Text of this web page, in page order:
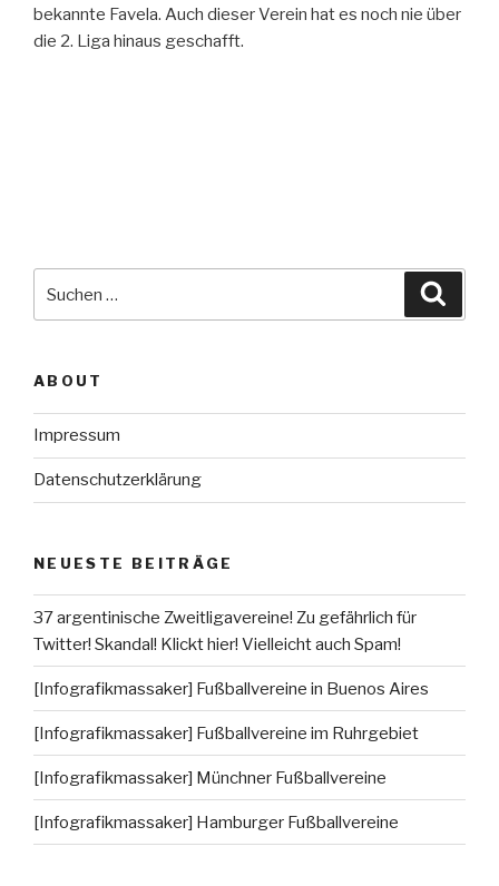
bekannte Favela. Auch dieser Verein hat es noch nie über
die 2. Liga hinaus geschafft.
nach:
ABOUT
Impressum
Datenschutzerklärung
NEUESTE BEITRÄGE
37 argentinische Zweitligavereine! Zu gefährlich für
Twitter! Skandal! Klickt hier! Vielleicht auch Spam!
[Infografikmassaker] Fußballvereine in Buenos Aires
[Infografikmassaker] Fußballvereine im Ruhrgebiet
[Infografikmassaker] Münchner Fußballvereine
[Infografikmassaker] Hamburger Fußballvereine